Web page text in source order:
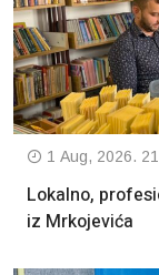
1 Aug, 2026.
Lokalno,
iz Mrkojevića